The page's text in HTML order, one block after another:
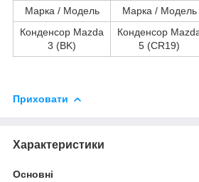
Марка / Модель Марка / Модель
Конденсор Mazda
3 (BK)
Конденсор
5 (CR19)
Приховати
Характеристики
Основні